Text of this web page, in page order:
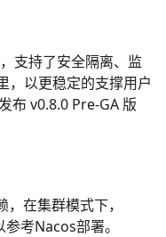
支持了安全隔离、监
，以更稳定的支撑用户
布 v0.8.0 Pre-GA 版
在集群模式下，
参考Nacos部署。